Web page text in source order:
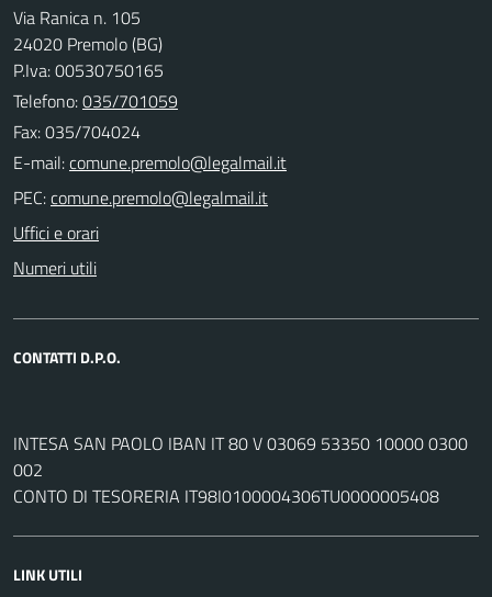
Via Ranica n. 105
24020 Premolo (BG)
P.Iva: 00530750165
Telefono:035/701059
Fax: 035/704024
E-mail:
PEC:
Uffici e orari
Numeri utili
CONTATTI D.P.O.
INTESA SAN PAOLO IBAN IT 80 V 03069 53350 10000 0300
002
CONTO DI TESORERIA IT98I0100004306TU0000005408
LINK UTILI